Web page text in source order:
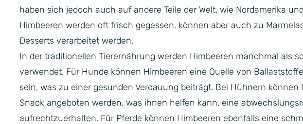
haben sich jedoch auch auf andere Teile der Welt, wie Nordamerika
Himbeeren werden oft frisch gegessen, können aber auch zu
Desserts verarbeitet werden.
In der traditionellen Tierernährung werden Himbeeren manchmal als
verwendet. Für Hunde können Himbeeren eine Quelle von
sein, was zu einer gesunden Verdauung beiträgt. Bei Hühnern können
Snack angeboten werden, was ihnen helfen kann, eine
aufrechtzuerhalten. Für Pferde können Himbeeren ebenfalls eine